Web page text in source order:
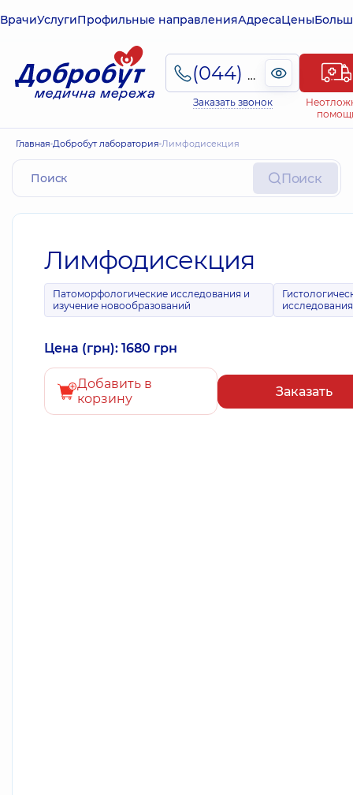
ВрачиУслугиПрофильные направленияАдресаЦены
(044) 495-2-888
Заказать звонок
Главная Добробут лаборатория Лимфодисекция
Поиск
Лимфодисекция
Патоморфологические исследования и
изучение новообразований
исследования
Цена (грн): 1680 грн
Добавить в
корзину
Заказать